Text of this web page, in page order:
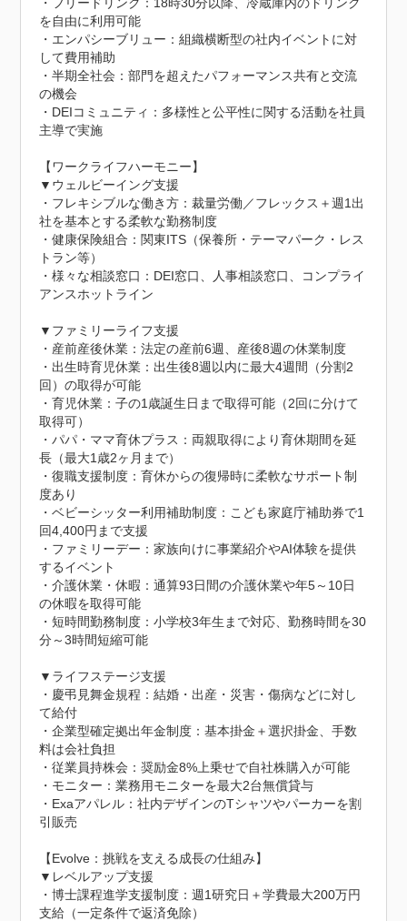
を自由に利用可能
・エンパシーブリュー：組織横断型の社内イベントに対
して費用補助
・半期全社会：部門を超えたパフォーマンス共有と交流
の機会
・DEIコミュニティ：多様性と公平性に関する活動を社員
主導で実施
【ワークライフハーモニー】
▼ウェルビーイング支援
・フレキシブルな働き方：裁量労働／フレックス＋週1出
社を基本とする柔軟な勤務制度
・健康保険組合：関東ITS（保養所・テーマパーク・レス
トラン等）
・様々な相談窓口：DEI窓口、人事相談窓口、コンプライ
アンスホットライン
▼ファミリーライフ支援
・産前産後休業：法定の産前6週、産後8週の休業制度
・出生時育児休業：出生後8週以内に最大4週間（分割2
回）の取得が可能
・育児休業：子の1歳誕生日まで取得可能（2回に分けて
取得可）
・パパ・ママ育休プラス：両親取得により育休期間を延
長（最大1歳2ヶ月まで）
・復職支援制度：育休からの復帰時に柔軟なサポート制
度あり
・ベビーシッター利用補助制度：こども家庭庁補助券で1
回4,400円まで支援
・ファミリーデー：家族向けに事業紹介やAI体験を提供
するイベント
・介護休業・休暇：通算93日間の介護休業や年5～10日
の休暇を取得可能
・短時間勤務制度：小学校3年生まで対応、勤務時間を30
分～3時間短縮可能
▼ライフステージ支援
・慶弔見舞金規程：結婚・出産・災害・傷病などに対し
て給付
・企業型確定拠出年金制度：基本掛金＋選択掛金、手数
料は会社負担
・従業員持株会：奨励金8%上乗せで自社株購入が可能
・モニター：業務用モニターを最大2台無償貸与
・Exaアパレル：社内デザインのTシャツやパーカーを割
引販売
【Evolve：挑戦を支える成長の仕組み】
▼レベルアップ支援
・博士課程進学支援制度：週1研究日＋学費最大200万円
支給（一定条件で返済免除）